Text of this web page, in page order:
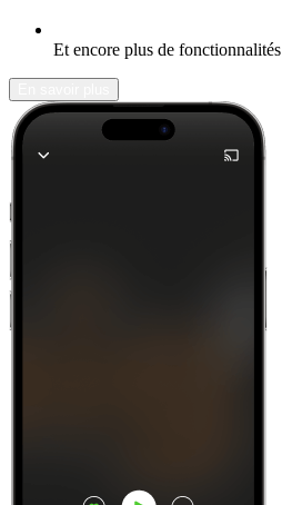
Et encore plus de fonctionnalités